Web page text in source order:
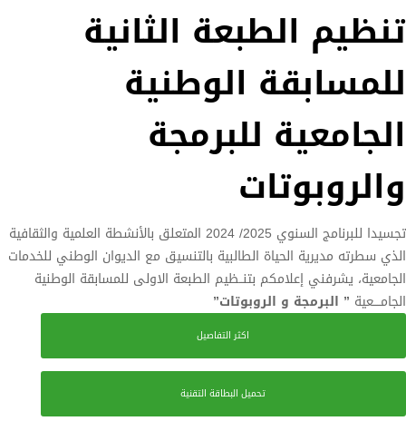
تنظيم الطبعة الثانية
للمسابقة الوطنية
الجامعية للبرمجة
والروبوتات
تجسيدا للبرنامج السنوي 2025/ 2024 المتعلق بالأنشطة العلمية والثقافية
الذي سطرته مديرية الحياة الطالبية بالتنسيق مع الديوان الوطني للخدمات
الجامعية، يشرفني إعلامكم بتنــظيم الطبعة الاولى للمسابقة الوطنية
الجامــــعية ” البرمجة و الروبوتات”
اكثر التفاصيل
تحميل البطاقة التقنية